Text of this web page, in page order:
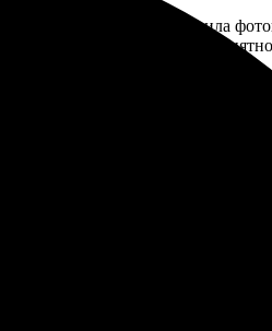
нужные шаблоны, загрузила
такие, как мечтала. Приятно
понятен. В течение